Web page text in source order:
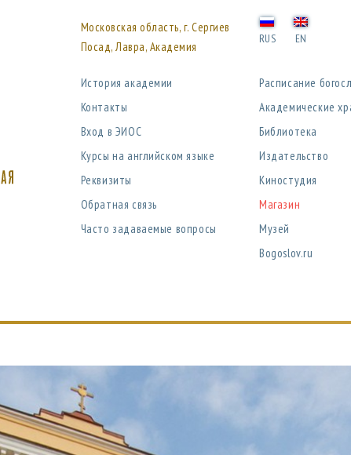
Московская область, г. Сергиев
Посад, Лавра, Академия
RUS EN
История академии
Контакты
Вход в ЭИОС
Курсы на английском языке
Реквизиты
Обратная связь
Часто задаваемые вопросы
Расписание
Академические
Библиотека
Издательство
Киностудия
Магазин
Музей
Bogoslov.ru